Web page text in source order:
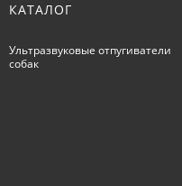
КАТАЛОГ
Ультразвуковые отпугиватели
собак